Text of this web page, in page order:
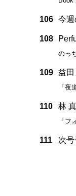
106 今
108
のっ
109 益田
「夜
110 林
「フ
111 次